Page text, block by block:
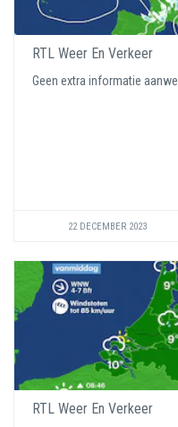
RTL Weer En Verkeer
Geen extra informatie
22 DECEMBER 2023
RTL Weer En Verkeer